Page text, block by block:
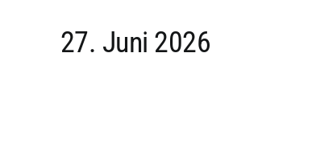
27. Juni 2026